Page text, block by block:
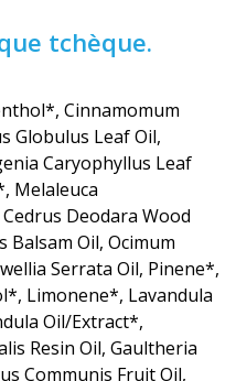
tchèque.
Cinnamomum
Globulus Leaf Oil,
Caryophyllus Leaf
Melaleuca
Deodara Wood
Oil, Ocimum
Serrata Oil, Pinene*,
Limonene*, Lavandula
Oil/Extract*,
Resin Oil, Gaultheria
Communis Fruit Oil,